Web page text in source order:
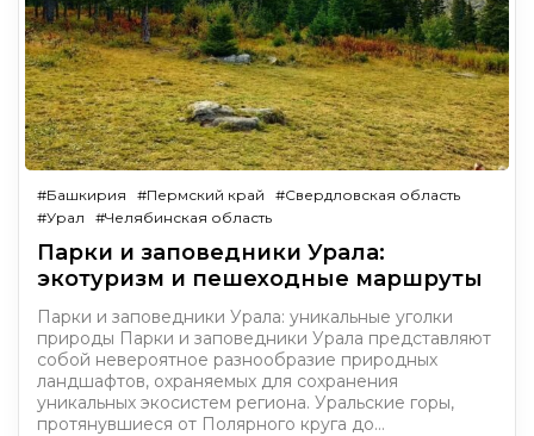
#Башкирия #Пермский край
#Свердловская область
#Урал
#Челябинская область
Парки и заповедники Урала:
экотуризм и пешеходные маршруты
Парки и заповедники Урала: уникальные уголки
природы Парки и заповедники Урала представляют
собой невероятное разнообразие природных
ландшафтов, охраняемых для сохранения
уникальных экосистем региона. Уральские горы,
протянувшиеся от Полярного круга до…